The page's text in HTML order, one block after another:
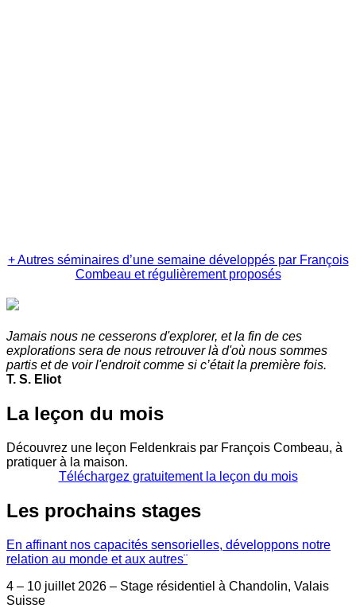
+ Autres séminaires d’une semaine développés par François
Combeau et régulièrement proposés
Jamais nous ne cesserons d'explorer, et la fin de ces
explorations sera de nous retrouver là d'où nous sommes
partis et de voir l'endroit comme si c’était la première fois.
T. S. Eliot
La leçon du mois
Découvrez une leçon Feldenkrais par François Combeau, à
pratiquer à la maison.
Téléchargez gratuitement la leçon du mois
Les prochains stages
En affinant nos capacités sensorielles, développons notre
relation au monde et aux autres¨
4 – 10 juillet 2026 – Stage résidentiel à Chandolin, Valais
Suisse